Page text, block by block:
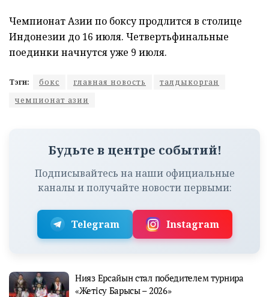
Чемпионат Азии по боксу продлится в столице
Индонезии до 16 июля. Четвертьфинальные
поединки начнутся уже 9 июля.
Тэги: бокс главная новость
талдыкорган
чемпионат азии
Будьте в центре событий!
Подписывайтесь на наши официальные
каналы и получайте новости первыми:
Telegram Instagram
Нияз Ерсайын стал победителем турнира
«Жетісу Барысы – 2026»